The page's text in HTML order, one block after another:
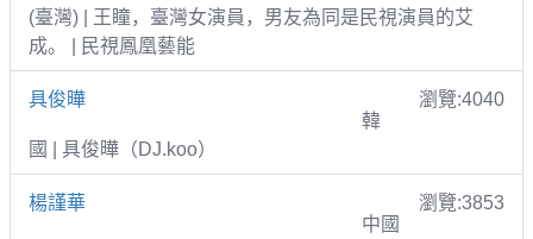
(臺灣) | 王瞳，臺灣女演員，男友為同是民視演員的艾
成。 | 民視鳳凰藝能
具俊曄
瀏覽:4040
韓
國 | 具俊曄（DJ.koo）
楊謹華
瀏覽:3853
中國